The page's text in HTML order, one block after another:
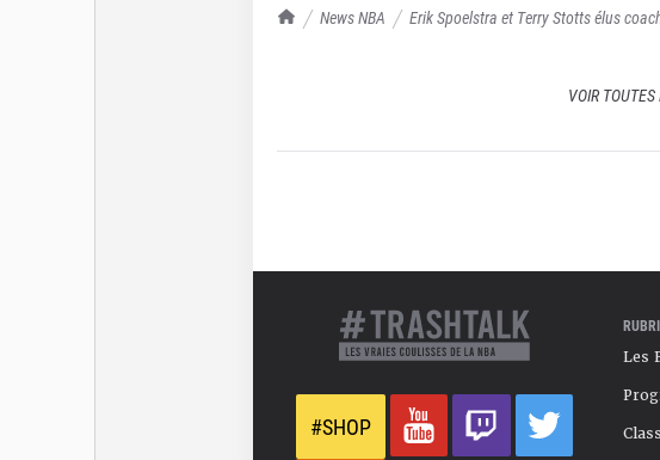
TrashTalk Actu NBA
News NBA
Erik Spoelstra et Terry Stotts élus
VOIR
#SHOP
Les